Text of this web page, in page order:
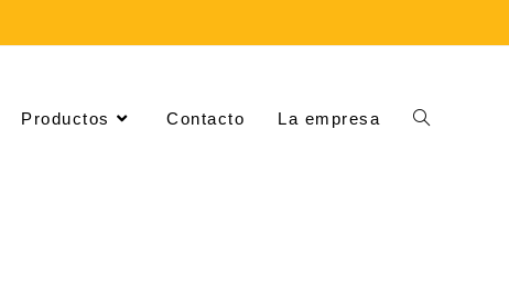
Productos Contacto La empresa